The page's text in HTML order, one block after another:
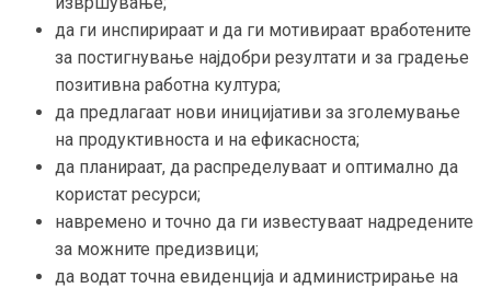
да ги инспирираат и да ги мотивираат вработените
за постигнување најдобри резултати и за градење
позитивна работна култура;
да предлагаат нови иницијативи за зголемување
на продуктивноста и на ефикасноста;
да планираат, да распределуваат и оптимално да
користат ресурси;
навремено и точно да ги известуваат надредените
за можните предизвици;
да водат точна евиденција и администрирање на